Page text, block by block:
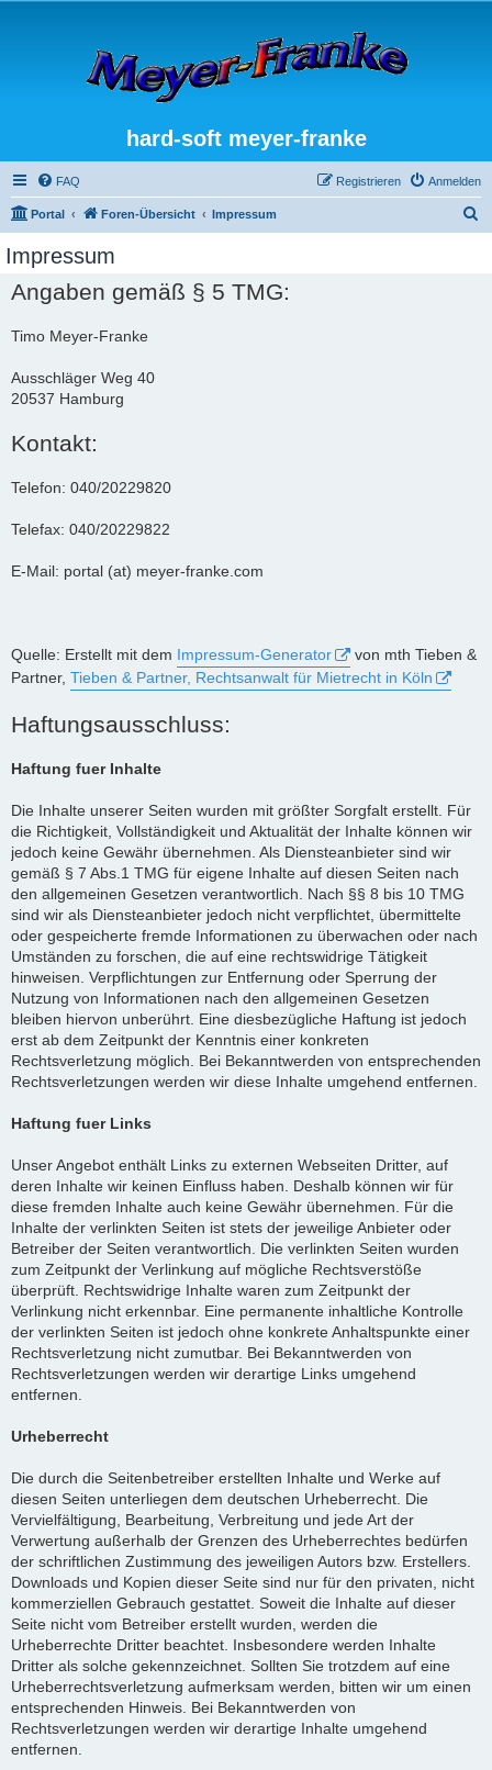
hard-soft meyer-franke
FAQ Anmelden
Registrieren
Portal Foren-Übersicht Impressum
Impressum
Angaben gemäß § 5 TMG:
Timo Meyer-Franke
Ausschläger Weg 40
20537 Hamburg
Kontakt:
Telefon: 040/20229820
Telefax: 040/20229822
E-Mail: portal (at) meyer-franke.com
Quelle: Erstellt mit dem Impressum-Generator
von mth Tieben &
Partner, Tieben & Partner, Rechtsanwalt für Mietrecht in Köln
Haftungsausschluss:
Haftung fuer Inhalte
Die Inhalte unserer Seiten wurden mit größter Sorgfalt erstellt. Für
die Richtigkeit, Vollständigkeit und Aktualität der Inhalte können wir
jedoch keine Gewähr übernehmen. Als Diensteanbieter sind wir
gemäß § 7 Abs.1 TMG für eigene Inhalte auf diesen Seiten nach
den allgemeinen Gesetzen verantwortlich. Nach §§ 8 bis 10 TMG
sind wir als Diensteanbieter jedoch nicht verpflichtet, übermittelte
oder gespeicherte fremde Informationen zu überwachen oder nach
Umständen zu forschen, die auf eine rechtswidrige Tätigkeit
hinweisen. Verpflichtungen zur Entfernung oder Sperrung der
Nutzung von Informationen nach den allgemeinen Gesetzen
bleiben hiervon unberührt. Eine diesbezügliche Haftung ist jedoch
erst ab dem Zeitpunkt der Kenntnis einer konkreten
Rechtsverletzung möglich. Bei Bekanntwerden von entsprechenden
Rechtsverletzungen werden wir diese Inhalte umgehend entfernen.
Haftung fuer Links
Unser Angebot enthält Links zu externen Webseiten Dritter, auf
deren Inhalte wir keinen Einfluss haben. Deshalb können wir für
diese fremden Inhalte auch keine Gewähr übernehmen. Für die
Inhalte der verlinkten Seiten ist stets der jeweilige Anbieter oder
Betreiber der Seiten verantwortlich. Die verlinkten Seiten wurden
zum Zeitpunkt der Verlinkung auf mögliche Rechtsverstöße
überprüft. Rechtswidrige Inhalte waren zum Zeitpunkt der
Verlinkung nicht erkennbar. Eine permanente inhaltliche Kontrolle
der verlinkten Seiten ist jedoch ohne konkrete Anhaltspunkte einer
Rechtsverletzung nicht zumutbar. Bei Bekanntwerden von
Rechtsverletzungen werden wir derartige Links umgehend
entfernen.
Urheberrecht
Die durch die Seitenbetreiber erstellten Inhalte und Werke auf
diesen Seiten unterliegen dem deutschen Urheberrecht. Die
Vervielfältigung, Bearbeitung, Verbreitung und jede Art der
Verwertung außerhalb der Grenzen des Urheberrechtes bedürfen
der schriftlichen Zustimmung des jeweiligen Autors bzw. Erstellers.
Downloads und Kopien dieser Seite sind nur für den privaten, nicht
kommerziellen Gebrauch gestattet. Soweit die Inhalte auf dieser
Seite nicht vom Betreiber erstellt wurden, werden die
Urheberrechte Dritter beachtet. Insbesondere werden Inhalte
Dritter als solche gekennzeichnet. Sollten Sie trotzdem auf eine
Urheberrechtsverletzung aufmerksam werden, bitten wir um einen
entsprechenden Hinweis. Bei Bekanntwerden von
Rechtsverletzungen werden wir derartige Inhalte umgehend
entfernen.